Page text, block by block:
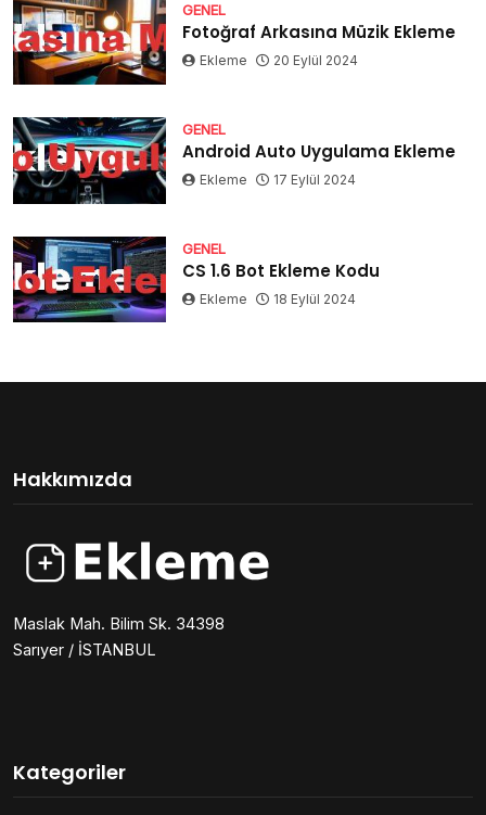
GENEL
Fotoğraf Arkasına Müzik Ekleme
Ekleme 20 Eylül 2024
GENEL
Android Auto Uygulama Ekleme
Ekleme 17 Eylül 2024
GENEL
CS 1.6 Bot Ekleme Kodu
Ekleme 18 Eylül 2024
Hakkımızda
Maslak Mah. Bilim Sk. 34398
Sarıyer / İSTANBUL
Kategoriler